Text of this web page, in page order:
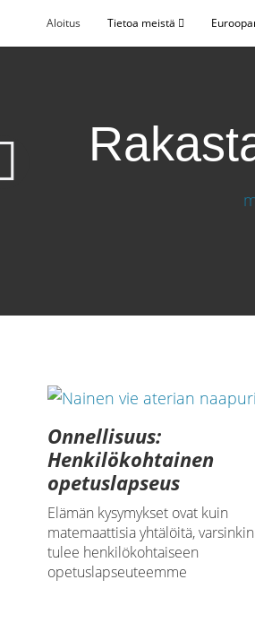
Aloitus Tietoa meistä
Onnellisuus:
Henkilökohtainen
opetuslapseus
Elämän kysymykset ovat kuin
matemaattisia yhtälöitä,
tulee henkilökohtaiseen
opetuslapseuteemme